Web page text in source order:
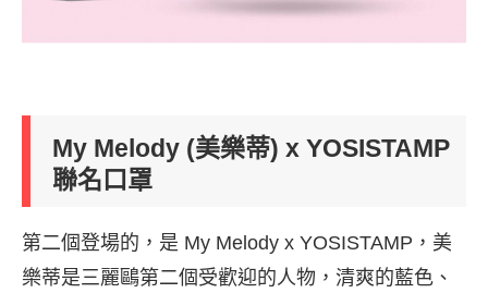
My Melody (美樂蒂) x YOSISTAMP
聯名口罩
第二個登場的，是 My Melody x YOSISTAMP，美
樂蒂是三麗鷗第二個受歡迎的人物， 清爽的藍色、